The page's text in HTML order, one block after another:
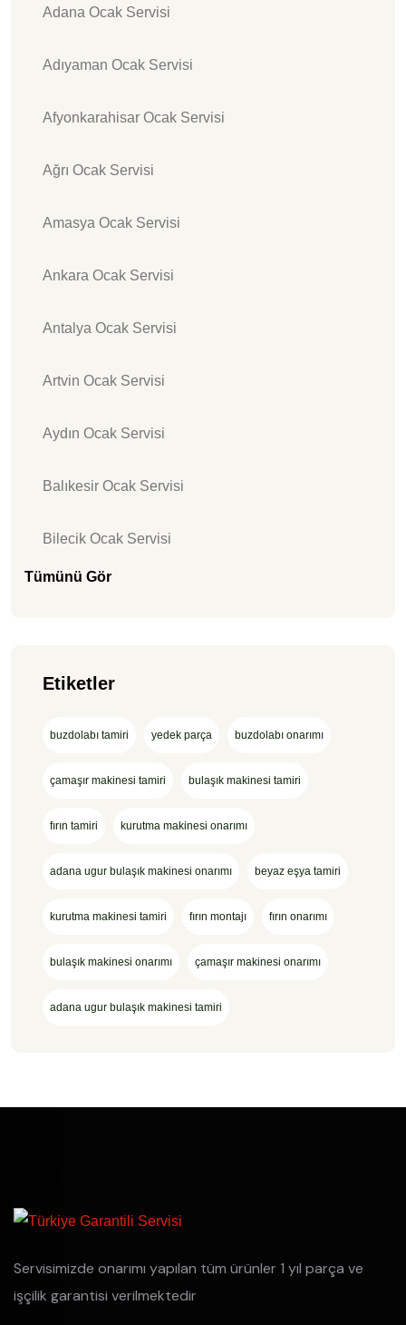
Adana Ocak Servisi
Adıyaman Ocak Servisi
Afyonkarahisar Ocak Servisi
Ağrı Ocak Servisi
Amasya Ocak Servisi
Ankara Ocak Servisi
Antalya Ocak Servisi
Artvin Ocak Servisi
Aydın Ocak Servisi
Balıkesir Ocak Servisi
Bilecik Ocak Servisi
Tümünü Gör
Etiketler
buzdolabı tamiri yedek parça buzdolabı onarımı
çamaşır makinesi tamiri bulaşık makinesi tamiri
fırın tamiri kurutma makinesi onarımı
adana ugur bulaşık makinesi onarımı beyaz eşya tamiri
kurutma makinesi tamiri fırın montajı fırın onarımı
bulaşık makinesi onarımı çamaşır makinesi onarımı
adana ugur bulaşık makinesi tamiri
Servisimizde onarımı yapılan tüm ürünler 1 yıl parça ve
işçilik garantisi verilmektedir